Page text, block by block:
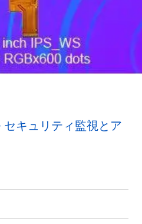
キュリティ監視とア